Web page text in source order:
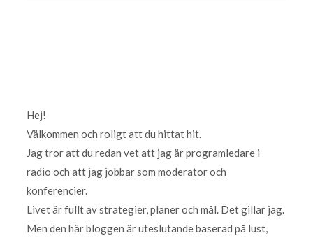
Hej!
Välkommen och roligt att du hittat hit.
Jag tror att du redan vet att jag är programledare i
radio och att jag jobbar som moderator och
konferencier.
Livet är fullt av strategier, planer och mål. Det gillar jag.
Men den här bloggen är uteslutande baserad på lust,